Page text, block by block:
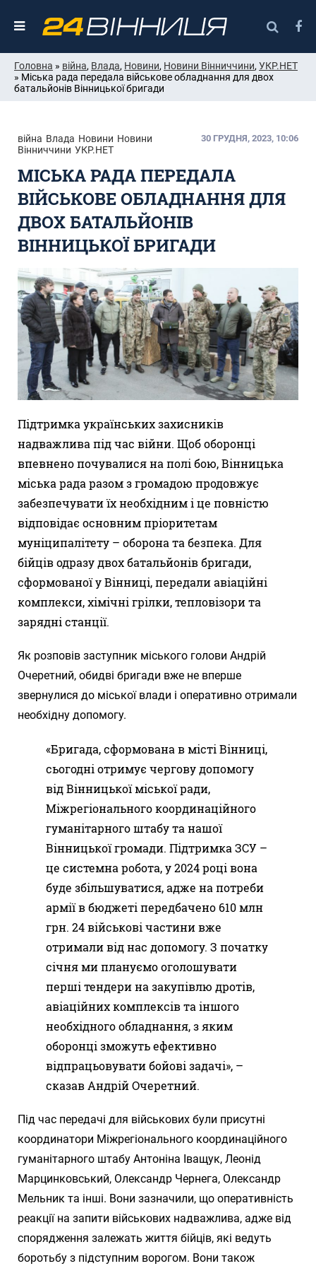
Головна » війна, Влада, Новини, Новини Вінниччини, УКР.НЕТ
» Міська рада передала військове обладнання для двох
батальйонів Вінницької бригади
війна Влада Новини Новини
Вінниччини УКР.НЕТ
30 ГРУДНЯ, 2023, 10:06
МІСЬКА РАДА ПЕРЕДАЛА
ВІЙСЬКОВЕ ОБЛАДНАННЯ ДЛЯ
ДВОХ БАТАЛЬЙОНІВ
ВІННИЦЬКОЇ БРИГАДИ
Підтримка українських захисників
надважлива під час війни. Щоб оборонці
впевнено почувалися на полі бою, Вінницька
міська рада разом з громадою продовжує
забезпечувати їх необхідним і це повністю
відповідає основним пріоритетам
муніципалітету – оборона та безпека. Для
бійців одразу двох батальйонів бригади,
сформованої у Вінниці, передали авіаційні
комплекси, хімічні грілки, тепловізори та
зарядні станції.
Як розповів заступник міського голови Андрій
Очеретний, обидві бригади вже не вперше
звернулися до міської влади і оперативно отримали
необхідну допомогу.
«Бригада, сформована в місті Вінниці,
сьогодні отримує чергову допомогу
від Вінницької міської ради,
Міжрегіонального координаційного
гуманітарного штабу та нашої
Вінницької громади. Підтримка ЗСУ –
це системна робота, у 2024 році вона
буде збільшуватися, адже на потреби
армії в бюджеті передбачено 610 млн
грн. 24 військові частини вже
отримали від нас допомогу. З початку
січня ми плануємо оголошувати
перші тендери на закупівлю дротів,
авіаційних комплексів та іншого
необхідного обладнання, з яким
оборонці зможуть ефективно
відпрацьовувати бойові задачі», –
сказав Андрій Очеретний.
Під час передачі для військових були присутні
координатори Міжрегіонального координаційного
гуманітарного штабу Антоніна Іващук, Леонід
Марцинковський, Олександр Чернега, Олександр
Мельник та інші. Вони зазначили, що оперативність
реакції на запити військових надважлива, адже від
спорядження залежать життя бійців, які ведуть
боротьбу з підступним ворогом. Вони також